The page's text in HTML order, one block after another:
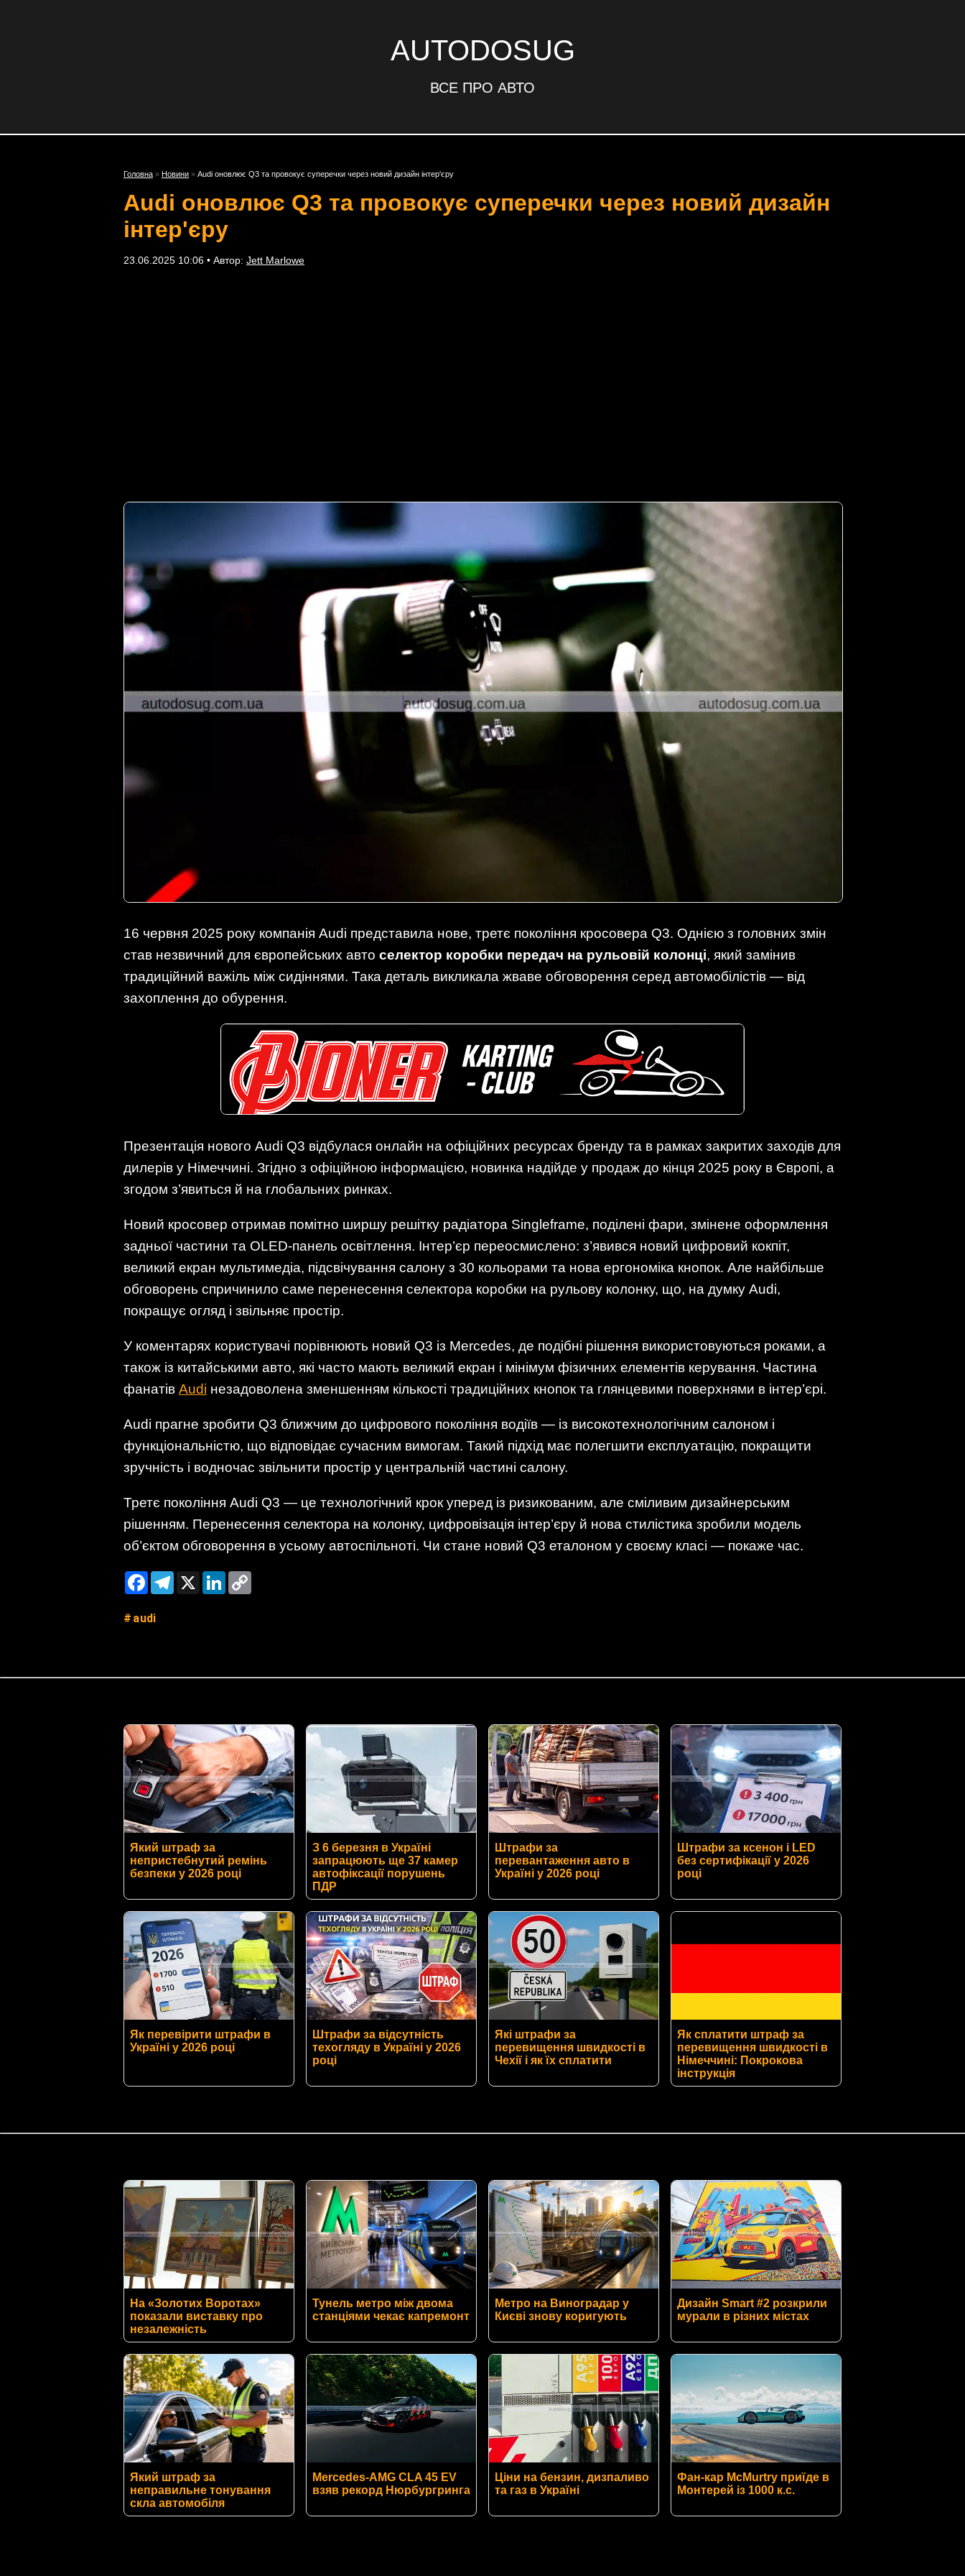
AUTODOSUG
ВСЕ ПРО АВТО
Головна » Новини » Audi оновлює Q3 та провокує суперечки через новий дизайн інтер'єру
Audi оновлює Q3 та провокує суперечки через новий дизайн
інтер'єру
23.06.2025 10:06 • Автор: Jett Marlowe
16 червня 2025 року компанія Audi представила нове, третє покоління кросовера Q3. Однією з головних змін
став незвичний для європейських авто селектор коробки передач на рульовій колонці, який замінив
традиційний важіль між сидіннями. Така деталь викликала жваве обговорення серед автомобілістів — від
захоплення до обурення.
Презентація нового Audi Q3 відбулася онлайн на офіційних ресурсах бренду та в рамках закритих заходів для
дилерів у Німеччині. Згідно з офіційною інформацією, новинка надійде у продаж до кінця 2025 року в Європі, а
згодом з’явиться й на глобальних ринках.
Новий кросовер отримав помітно ширшу решітку радіатора Singleframe, поділені фари, змінене оформлення
задньої частини та OLED-панель освітлення. Інтер’єр переосмислено: з’явився новий цифровий кокпіт,
великий екран мультимедіа, підсвічування салону з 30 кольорами та нова ергономіка кнопок. Але найбільше
обговорень спричинило саме перенесення селектора коробки на рульову колонку, що, на думку Audi,
покращує огляд і звільняє простір.
У коментарях користувачі порівнюють новий Q3 із Mercedes, де подібні рішення використовуються роками, а
також із китайськими авто, які часто мають великий екран і мінімум фізичних елементів керування. Частина
фанатів Audi незадоволена зменшенням кількості традиційних кнопок та глянцевими поверхнями в інтер’єрі.
Audi прагне зробити Q3 ближчим до цифрового покоління водіїв — із високотехнологічним салоном і
функціональністю, що відповідає сучасним вимогам. Такий підхід має полегшити експлуатацію, покращити
зручність і водночас звільнити простір у центральній частині салону.
Третє покоління Audi Q3 — це технологічний крок уперед із ризикованим, але сміливим дизайнерським
рішенням. Перенесення селектора на колонку, цифровізація інтер’єру й нова стилістика зробили модель
об’єктом обговорення в усьому автоспільноті. Чи стане новий Q3 еталоном у своєму класі — покаже час.
FacebookTelegram
X LinkedIn
audi
Який штраф за
непристебнутий ремінь
безпеки у 2026 році
З 6 березня в Україні
запрацюють ще 37 камер
автофіксації порушень
ПДР
Штрафи за
перевантаження авто в
Україні у 2026 році
Штрафи за ксенон і LED
без сертифікації у 2026
році
Як перевірити штрафи в
Україні у 2026 році
Штрафи за відсутність
техогляду в Україні у 2026
році
Які штрафи за
перевищення швидкості в
Чехії і як їх сплатити
Як сплатити штраф за
перевищення швидкості в
Німеччині: Покрокова
інструкція
На «Золотих Воротах»
показали виставку про
незалежність
Тунель метро між двома
станціями чекає капремонт
Метро на Виноградар у
Києві знову коригують
Дизайн Smart #2 розкрили
мурали в різних містах
Який штраф за
неправильне тонування
скла автомобіля
Mercedes-AMG CLA 45 EV
взяв рекорд Нюрбургринга
Ціни на бензин, дизпаливо
та газ в Україні
Фан-кар McMurtry приїде в
Монтерей із 1000 к.с.